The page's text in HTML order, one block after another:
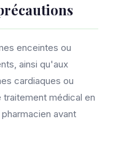
enceintes ou
ainsi qu'aux
cardiaques ou
médical en
avant